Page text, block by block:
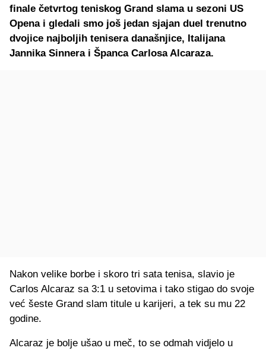
finale četvrtog teniskog Grand slama u sezoni US
Opena i gledali smo još jedan sjajan duel trenutno
dvojice najboljih tenisera današnjice, Italijana
Jannika Sinnera i Španca Carlosa Alcaraza.
Nakon velike borbe i skoro tri sata tenisa, slavio je
Carlos Alcaraz sa 3:1 u setovima i tako stigao do svoje
već šeste Grand slam titule u karijeri, a tek su mu 22
godine.
Alcaraz je bolje ušao u meč, to se odmah vidjelo u